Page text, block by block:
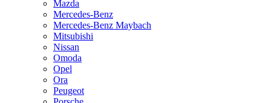
Mazda
Mercedes-Benz
Mercedes-Benz Maybach
Mitsubishi
Nissan
Omoda
Opel
Ora
Peugeot